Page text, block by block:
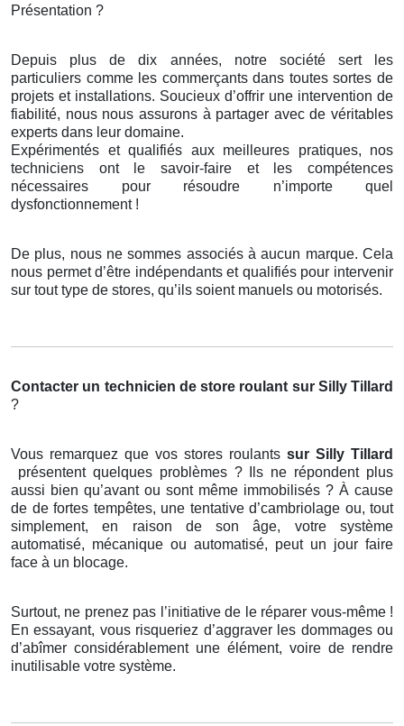
Présentation ?
Depuis plus de dix années, notre société sert les
particuliers comme les commerçants dans toutes sortes de
projets et installations. Soucieux d’offrir une intervention de
fiabilité, nous nous assurons à partager avec de véritables
experts dans leur domaine.
Expérimentés et qualifiés aux meilleures pratiques, nos
techniciens ont le savoir-faire et les compétences
nécessaires pour résoudre n’importe quel
dysfonctionnement !
De plus, nous ne sommes associés à aucun marque. Cela
nous permet d’être indépendants et qualifiés pour intervenir
sur tout type de stores, qu’ils soient manuels ou motorisés.
Contacter un technicien de store roulant sur Silly Tillard
?
Vous remarquez que vos stores roulants sur Silly Tillard
présentent quelques problèmes ? Ils ne répondent plus
aussi bien qu’avant ou sont même immobilisés ? À cause
de de fortes tempêtes, une tentative d’cambriolage ou, tout
simplement, en raison de son âge, votre système
automatisé, mécanique ou automatisé, peut un jour faire
face à un blocage.
Surtout, ne prenez pas l’initiative de le réparer vous-même !
En essayant, vous risqueriez d’aggraver les dommages ou
d’abîmer considérablement une élément, voire de rendre
inutilisable votre système.